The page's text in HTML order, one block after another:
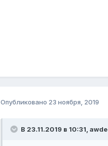
Опубликовано 23 ноября, 2019
В 23.11.2019 в 10:31,